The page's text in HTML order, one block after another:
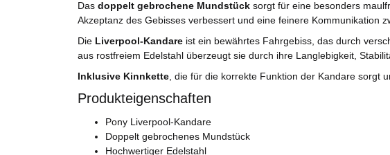
Das doppelt gebrochene Mundstück sorgt für eine besonders
Akzeptanz des Gebisses verbessert und eine feinere Kommunikation
Die Liverpool-Kandare ist ein bewährtes Fahrgebiss, das durch
aus rostfreiem Edelstahl überzeugt sie durch ihre Langlebigkeit,
Inklusive Kinnkette , die für die korrekte Funktion der Kandare sorgt
Produkteigenschaften
Pony Liverpool-Kandare
Doppelt gebrochenes Mundstück
Hochwertiger Edelstahl